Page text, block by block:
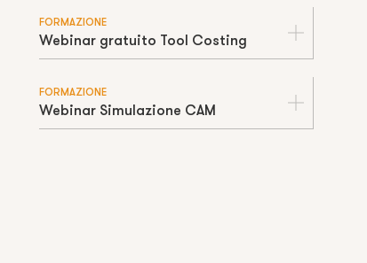
FORMAZIONE
Webinar gratuito Tool Costing
FORMAZIONE
Webinar Simulazione CAM